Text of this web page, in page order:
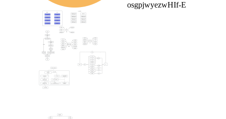
osgpjwyezwHIf-E